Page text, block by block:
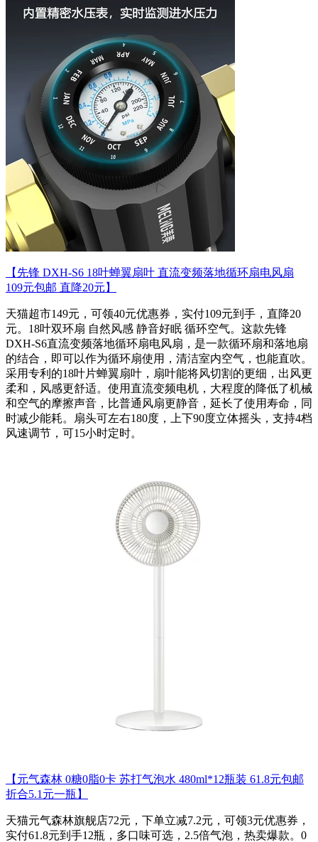
【先锋 DXH-S6 18叶蝉翼扇叶 直流变频落地循环扇电风扇
109元包邮 直降20元】
天猫超市149元，可领40元优惠券，实付109元到手，直降20
元。18叶双环扇 自然风感 静音好眠 循环空气。这款先锋
DXH-S6直流变频落地循环扇电风扇，是一款循环扇和落地扇
的结合，即可以作为循环扇使用，清洁室内空气，也能直吹。
采用专利的18叶片蝉翼扇叶，扇叶能将风切割的更细，出风更
柔和，风感更舒适。使用直流变频电机，大程度的降低了机械
和空气的摩擦声音，比普通风扇更静音，延长了使用寿命，同
时减少能耗。扇头可左右180度，上下90度立体摇头，支持4档
风速调节，可15小时定时。
【元气森林 0糖0脂0卡 苏打气泡水 480ml*12瓶装 61.8元包邮
折合5.1元一瓶】
天猫元气森林旗舰店72元，下单立减7.2元，可领3元优惠券，
实付61.8元到手12瓶，多口味可选，2.5倍气泡，热卖爆款。0